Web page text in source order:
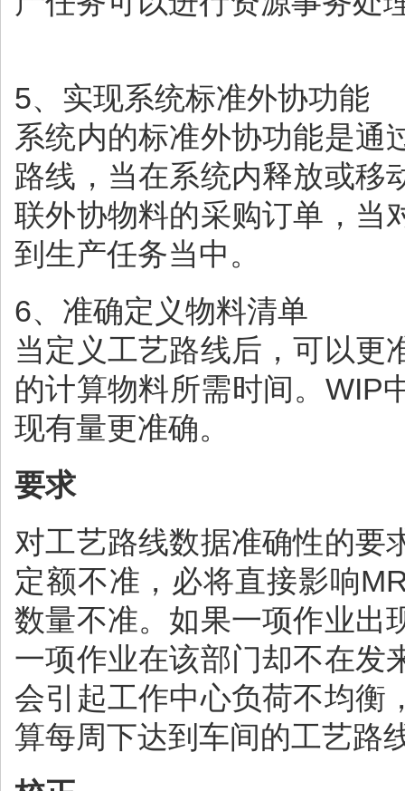
5、实现系统标准外协功能
系统内的标准外协功能是通
路线，当在系统内释放或移
联外协物料的采购订单，当
到生产任务当中。
6、准确定义物料清单
当定义工艺路线后，可以更
的计算物料所需时间。WIP
现有量更准确。
要求
对工艺路线数据准确性的要
定额不准，必将直接影响
数量不准。如果一项作业出
一项作业在该部门却不在发
会引起工作中心负荷不均衡
算每周下达到车间的工艺路